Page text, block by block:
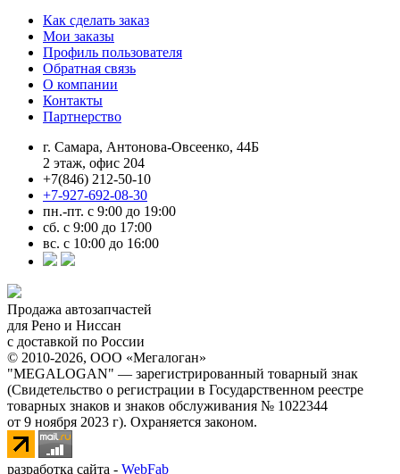
Как сделать заказ
Мои заказы
Профиль пользователя
Обратная связь
О компании
Контакты
Партнерство
г. Самара, Антонова-Овсеенко, 44Б
2 этаж, офис 204
+7(846) 212-50-10
+7-927-692-08-30
пн.-пт. с 9:00 до 19:00
сб. с 9:00 до 17:00
вс. с 10:00 до 16:00
Продажа автозапчастей
для Рено и Ниссан
с доставкой по России
© 2010-2026, ООО «Мегалоган»
"MEGALOGAN" — зарегистрированный товарный знак
(Свидетельство о регистрации в Государственном реестре
товарных знаков и знаков обслуживания № 1022344
от 9 ноября 2023 г). Охраняется законом.
разработка сайта - WebFab